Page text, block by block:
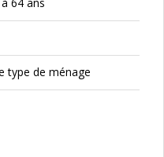
type de ménage